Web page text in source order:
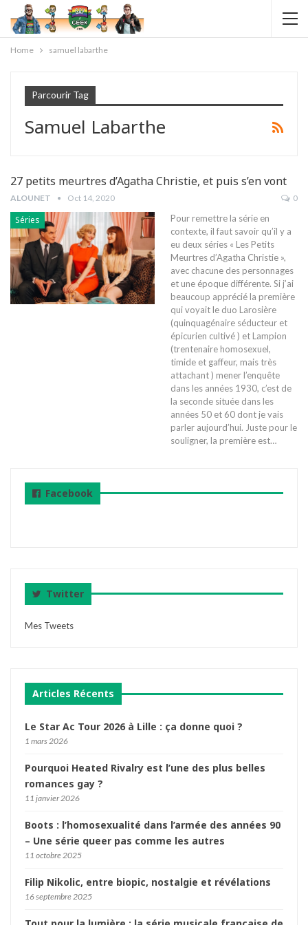
Home samuel labarthe
Parcourir Tag
Samuel Labarthe
27 petits meurtres d’Agatha Christie, et puis s’en vont
ALOUNET Oct 14, 2020 0
Séries
Pour remettre la série en
contexte, il faut savoir qu’il y a
eu deux séries « Les Petits
Meurtres d’Agatha Christie »,
avec chacune des personnages
et une époque différente. Si j’ai
beaucoup apprécié la première
qui voyait le duo Larosière
(quinquagénaire séducteur et
épicurien cultivé ) et Lampion
(trentenaire homosexuel,
timide et gaffeur, mais très
attachant ) mener l’enquête
dans les années 1930, c’est de
la seconde située dans les
années 50 et 60 dont je vais
parler aujourd’hui. Juste pour le
souligner, la première est…
Facebook
Twitter
Mes Tweets
Articles Récents
Le Star Ac Tour 2026 à Lille : ça donne quoi ?
1 mars 2026
Pourquoi Heated Rivalry est l’une des plus belles
romances gay ?
11 janvier 2026
Boots : l’homosexualité dans l’armée des années 90
– Une série queer pas comme les autres
11 octobre 2025
Filip Nikolic, entre biopic, nostalgie et révélations
16 septembre 2025